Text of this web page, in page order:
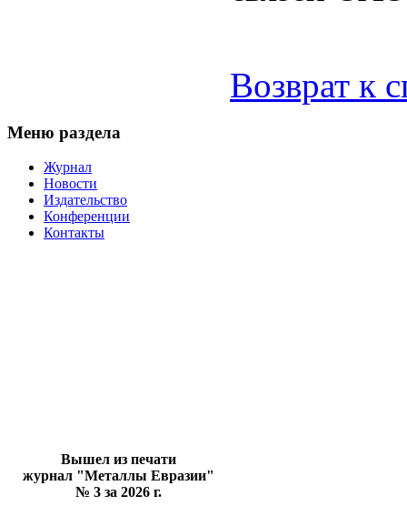
Возврат к
Меню раздела
Журнал
Новости
Издательство
Конференции
Контакты
Вышел из печати
журнал "Металлы Евразии"
№ 3 за 2026 г.